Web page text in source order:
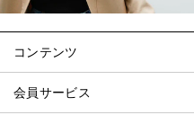
コンテンツ
会員サービス